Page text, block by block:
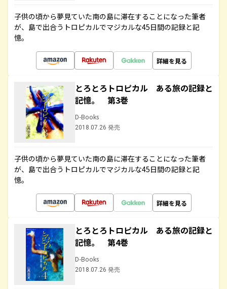
子供の頃から夢見ていた南の島に滞在することになった筆者
が、島で出合うトロピカルでマジカルな45日間の記録と記
憶。
詳細を見る
とろとろトロピカル ある旅の記録と
記憶。 第3巻
D-Books
2018.07.26 発売
子供の頃から夢見ていた南の島に滞在することになった筆者
が、島で出合うトロピカルでマジカルな45日間の記録と記
憶。
詳細を見る
とろとろトロピカル ある旅の記録と
記憶。 第4巻
D-Books
2018.07.26 発売